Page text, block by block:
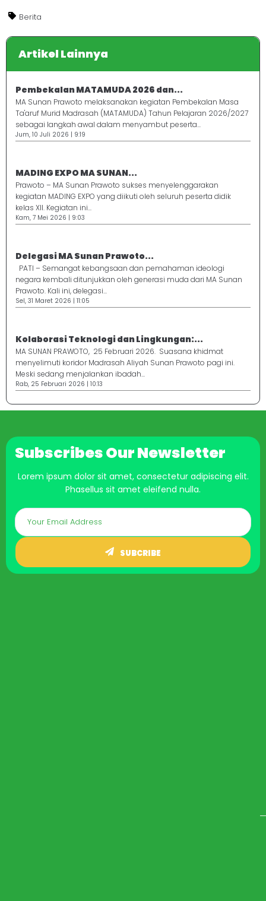
Berita
Artikel Lainnya
Pembekalan MATAMUDA 2026 dan...
MA Sunan Prawoto melaksanakan kegiatan Pembekalan Masa
Ta'aruf Murid Madrasah (MATAMUDA) Tahun Pelajaran 2026/2027
sebagai langkah awal dalam menyambut peserta...
Jum, 10 Juli 2026 | 9:19
MADING EXPO MA SUNAN...
Prawoto – MA Sunan Prawoto sukses menyelenggarakan
kegiatan MADING EXPO yang diikuti oleh seluruh peserta didik
kelas XII. Kegiatan ini...
Kam, 7 Mei 2026 | 9:03
Delegasi MA Sunan Prawoto...
PATI – Semangat kebangsaan dan pemahaman ideologi
negara kembali ditunjukkan oleh generasi muda dari MA Sunan
Prawoto. Kali ini, delegasi...
Sel, 31 Maret 2026 | 11:05
Kolaborasi Teknologi dan Lingkungan:...
MA SUNAN PRAWOTO, 25 Februari 2026. Suasana khidmat
menyelimuti koridor Madrasah Aliyah Sunan Prawoto pagi ini.
Meski sedang menjalankan ibadah...
Rab, 25 Februari 2026 | 10:13
Subscribes Our Newsletter
Lorem ipsum dolor sit amet, consectetur adipiscing elit.
Phasellus sit amet eleifend nulla.
SUBCRIBE